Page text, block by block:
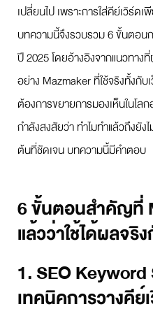
เปลี่ยนไป เพราะการใส่คีย์เวิร์ด
บทความนี้จึงรวบรวม 6 ขั้นตอ
ปี 2025 โดยอ้างอิงจากแนวทาง
อย่าง Mazmaker ที่ใช้จริงทั้งกั
ต้องการขยายการมองเห็นในโ
กำลังสงสัยว่า ทำไมทำแล้วถึงยัง
ต้นที่ชัดเจน บทความนี้มีคำตอบ
6 ขั้นตอนสำคัญที่
แล้วว่าใช้ได้ผลจริ
1. SEO
เทคนิคการวางคีย์